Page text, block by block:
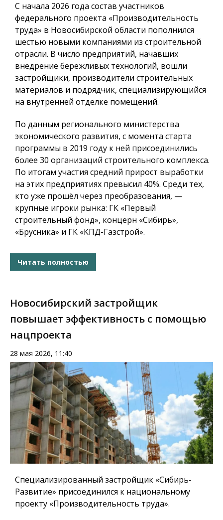
С начала 2026 года состав участников
федерального проекта «Производительность
труда» в Новосибирской области пополнился
шестью новыми компаниями из строительной
отрасли. В число предприятий, начавших
внедрение бережливых технологий, вошли
застройщики, производители строительных
материалов и подрядчик, специализирующийся
на внутренней отделке помещений.
По данным регионального министерства
экономического развития, с момента старта
программы в 2019 году к ней присоединились
более 30 организаций строительного комплекса.
По итогам участия средний прирост выработки
на этих предприятиях превысил 40%. Среди тех,
кто уже прошёл через преобразования, —
крупные игроки рынка: ГК «Первый
строительный фонд», концерн «Сибирь»,
«Брусника» и ГК «КПД-Газстрой».
Читать полностью
Новосибирский застройщик
повышает эффективность с помощью
нацпроекта
28 мая 2026, 11:40
Специализированный застройщик «Сибирь-
Развитие» присоединился к национальному
проекту «Производительность труда».